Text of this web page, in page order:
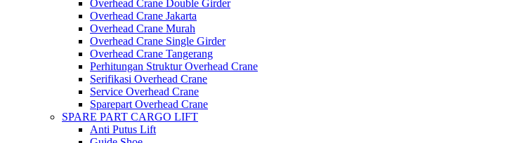
Overhead Crane Double Girder
Overhead Crane Jakarta
Overhead Crane Murah
Overhead Crane Single Girder
Overhead Crane Tangerang
Perhitungan Struktur Overhead Crane
Serifikasi Overhead Crane
Service Overhead Crane
Sparepart Overhead Crane
SPARE PART CARGO LIFT
Anti Putus Lift